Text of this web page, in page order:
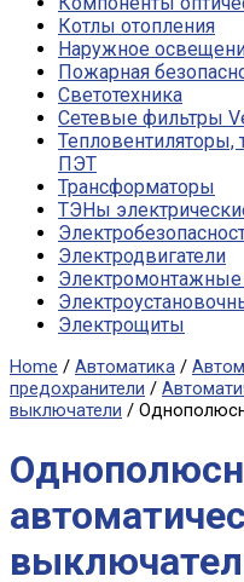
Котлы отопления
Наружное
Пожарная
Светотехника
Сетевые фильтры
ПЭТ
Трансформаторы
ТЭНы
Электродвигатели
Электромонтажные
Электрощиты
Home / Автоматика /
предохранители /
выключатели /